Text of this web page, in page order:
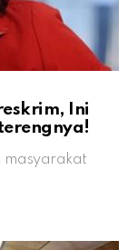
Ini
masyarakat